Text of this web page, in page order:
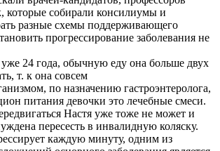
которые собирали консилиумы и
разные схемы поддерживающего
прогрессирование заболевания не
24 года, обычную еду она больше двух
т. к она совсем
по назначению гастроэнтеролога,
питания девочки это лечебные смеси.
Настя уже тоже не может и
пересесть в инвалидную коляску.
каждую минуту, одним из